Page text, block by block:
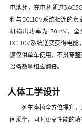
电池组，充电机通过
和与DC110V系统相连的
机输出功率为 30kW，全
DC110V系统逆变获得电
源仅供单车使用，不贯穿
设备数量相应翻倍。
人体工学设计
列车座椅全方位提升
间乘坐，同时更高性能的